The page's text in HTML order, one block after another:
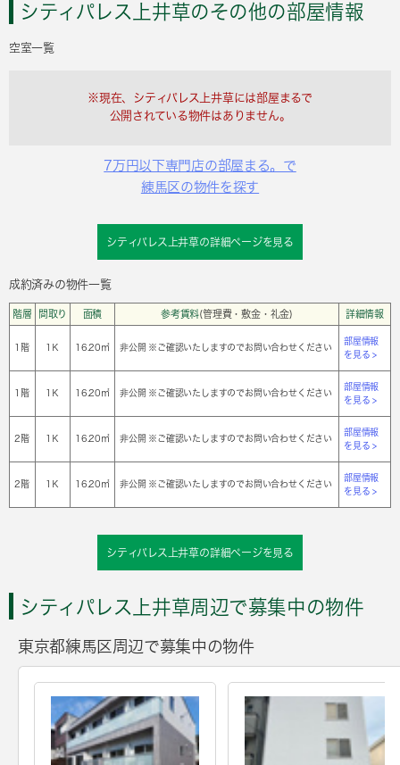
シティパレス上井草のその他の部屋情報
空室一覧
※現在、シティパレス上井草には部屋まるで
公開されている物件はありません。
7万円以下専門店の部屋まる。で
練馬区の物件を探す
シティパレス上井草の詳細ページを見る
成約済みの物件一覧
階層 間取り 面積 参考賃料(管理費・敷金・礼金) 詳細情報
1階 1Ｋ 16.20㎡ 非公開 ※ご確認いたしますのでお問い合わせください
部屋情報
を見る >
1階 1Ｋ 16.20㎡ 非公開 ※ご確認いたしますのでお問い合わせください
部屋情報
を見る >
2階 1Ｋ 16.20㎡ 非公開 ※ご確認いたしますのでお問い合わせください
部屋情報
を見る >
2階 1Ｋ 16.20㎡ 非公開 ※ご確認いたしますのでお問い合わせください
部屋情報
を見る >
シティパレス上井草の詳細ページを見る
シティパレス上井草周辺で募集中の物件
東京都練馬区周辺で募集中の物件